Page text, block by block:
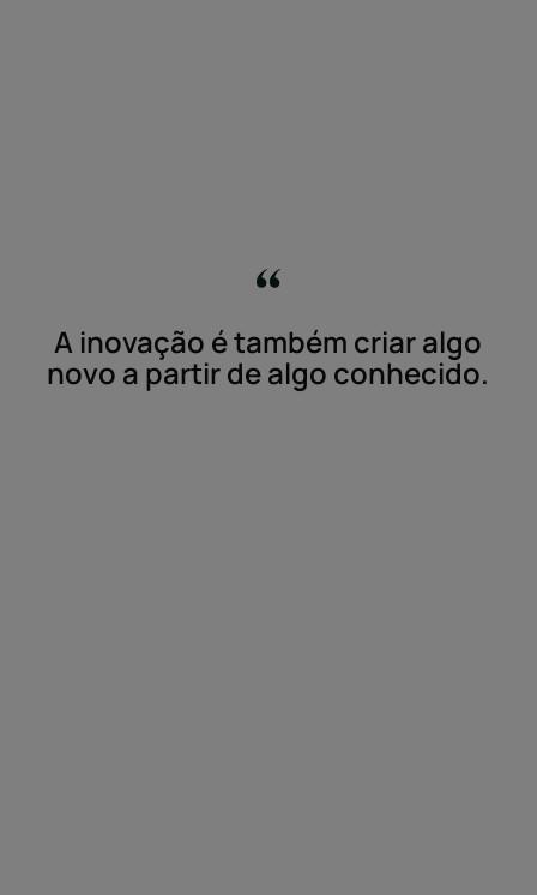
A inovação é também criar algo
novo a partir de algo conhecido.